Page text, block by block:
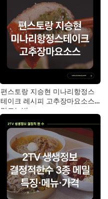
편스토랑 지승현 미나리항정스
테이크 레시피 고추장마요소스
만드는법